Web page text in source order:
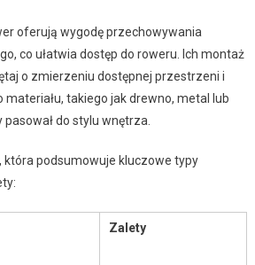
oferują wygodę przechowywania
co ułatwia dostęp do roweru. Ich montaż
o zmierzeniu dostępnej przestrzeni i
takiego jak drewno, metal lub
do stylu wnętrza.
która podsumowuje kluczowe typy
Zalety